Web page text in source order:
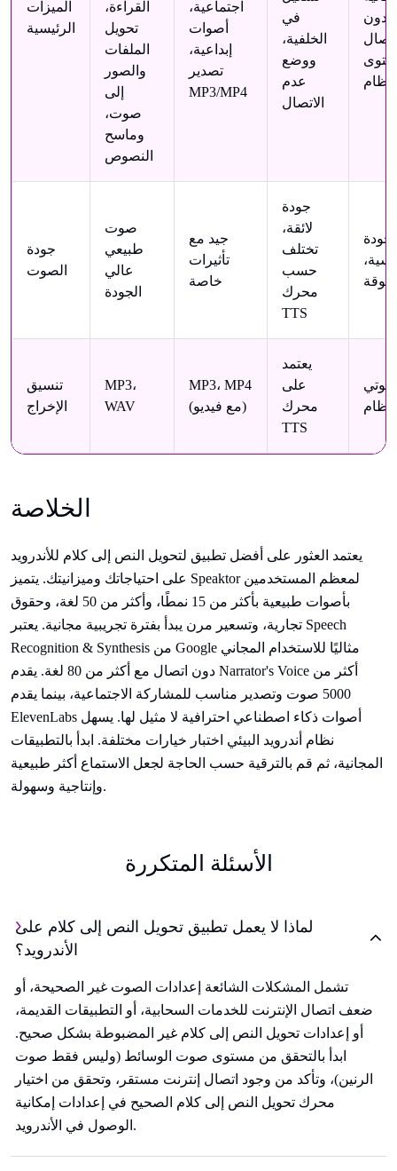
الميزات
الرئيسية
القراءة،
تحويل
الملفات
والصور
إلى
صوت،
وماسح
النصوص
اجتماعية،
أصوات
إبداعية،
تصدير
MP3/MP4
في
الخلفية،
ووضع
عدم
الاتصال
دون
اتصال، TTS
جودة
الصوت
صوت
طبيعي
عالي
الجودة
جيد مع
تأثيرات
خاصة
جودة
لائقة،
تختلف
حسب
محرك
TTS
جودة
تنسيق
الإخراج
MP3،
WAV
MP3، MP4
(مع فيديو)
يعتمد
على
محرك
TTS
صوتي
الخلاصة
يعتمد العثور على أفضل تطبيق لتحويل النص إلى كلام للأندرويد
على احتياجاتك وميزانيتك. يتميز Speaktor لمعظم المستخدمين
بأصوات طبيعية بأكثر من 15 نمطًا، وأكثر من 50 لغة، وحقوق
تجارية، وتسعير مرن يبدأ بفترة تجريبية مجانية. يعتبر Speech
Recognition & Synthesis من Google مثاليًا للاستخدام المجاني
دون اتصال مع أكثر من 80 لغة. يقدم Narrator's Voice أكثر من
5000 صوت وتصدير مناسب للمشاركة الاجتماعية، بينما يقدم
ElevenLabs أصوات ذكاء اصطناعي احترافية لا مثيل لها. يسهل
نظام أندرويد البيئي اختبار خيارات مختلفة. ابدأ بالتطبيقات
المجانية، ثم قم بالترقية حسب الحاجة لجعل الاستماع أكثر طبيعية
وإنتاجية وسهولة.
الأسئلة المتكررة
لماذا لا يعمل تطبيق تحويل النص إلى كلام على
الأندرويد؟
تشمل المشكلات الشائعة إعدادات الصوت غير الصحيحة، أو
ضعف اتصال الإنترنت للخدمات السحابية، أو التطبيقات القديمة،
أو إعدادات تحويل النص إلى كلام غير المضبوطة بشكل صحيح.
ابدأ بالتحقق من مستوى صوت الوسائط (وليس فقط صوت
الرنين)، وتأكد من وجود اتصال إنترنت مستقر، وتحقق من اختيار
محرك تحويل النص إلى كلام الصحيح في إعدادات إمكانية
الوصول في الأندرويد.